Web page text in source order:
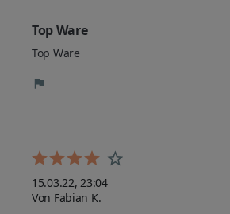
Top Ware
Top Ware
15.03.22, 23:04
Von Fabian K.